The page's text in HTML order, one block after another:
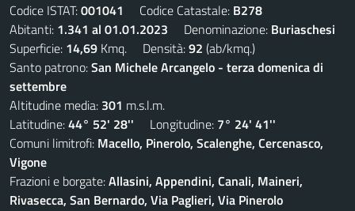
Codice ISTAT:001041 Codice Catastale: B278
Abitanti: 1.341 al 01.01.2023 Denominazione: Buriaschesi
Superficie: 14,69 Kmq. Densità:92 (ab/kmq.)
Santo patrono:San Michele Arcangelo - terza domenica di
settembre
Altitudine media: 301 m.s.l.m.
Latitudine:44° 52' 28'' Longitudine: 7° 24' 41''
Comuni limitrofi: Macello, Pinerolo, Scalenghe, Cercenasco,
Vigone
Frazioni e borgate:Allasini, Appendini, Canali, Maineri,
Rivasecca, San Bernardo, Via Paglieri, Via Pinerolo